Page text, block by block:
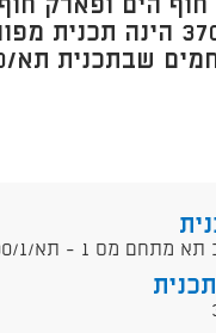
חוף הים ופארק
תא/מק/3700/1 הינה
שבתכנית תא/3700
מס 1 - תא/3700/1